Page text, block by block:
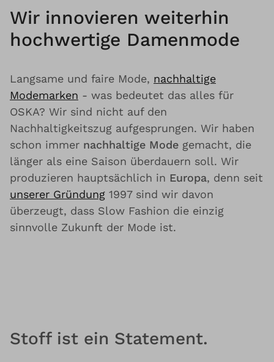
Wir innovieren weiterhin
hochwertige Damenmode
Langsame und faire Mode, nachhaltige
Modemarken - was bedeutet das alles für
OSKA? Wir sind nicht auf den
Nachhaltigkeitszug aufgesprungen. Wir haben
schon immer nachhaltige Mode gemacht, die
länger als eine Saison überdauern soll. Wir
produzieren hauptsächlich in Europa, denn seit
unserer Gründung 1997 sind wir davon
überzeugt, dass Slow Fashion die einzig
sinnvolle Zukunft der Mode ist.
Stoff ist ein Statement.